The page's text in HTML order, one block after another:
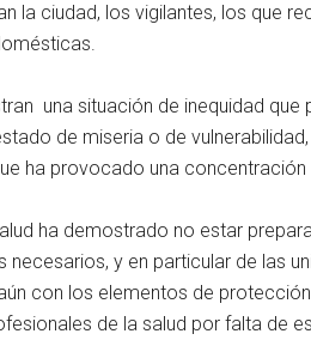
la ciudad, los vigilantes, los que
una situación de inequidad que
de miseria o de
ha provocado una
ha demostrado no estar
y en particular de las
con los elementos de
de la salud por falta de